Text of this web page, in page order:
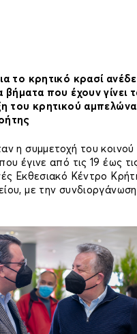
το κρητικό κρασί
βήματα που έχουν γίνει
του κρητικού
η συμμετοχή του
έγινε από τις 19 έως
Εκθεσιακό Κέντρο
με την